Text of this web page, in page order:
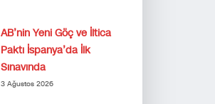
AB’nin Yeni Göç ve İltica
Paktı İspanya’da İlk
Sınavında
3 Ağustos 2026